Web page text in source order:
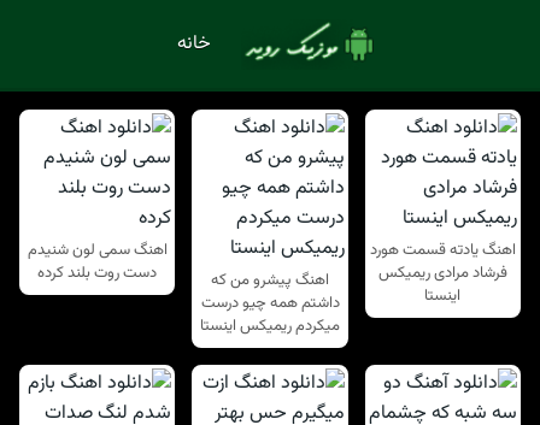
خانه
اهنگ یادته قسمت هورد
فرشاد مرادی ریمیکس
اینستا
اهنگ پیشرو من که
داشتم همه چیو درست
میکردم ریمیکس اینستا
اهنگ سمی لون شنیدم
دست روت بلند کرده